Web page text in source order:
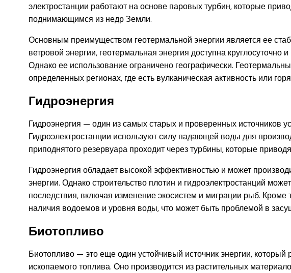
электростанции работают на основе паровых турбин, которые
поднимающимся из недр Земли.
Основным преимуществом геотермальной энергии является ее
ветровой энергии, геотермальная энергия доступна круглосуточно
Однако ее использование ограничено географически.
определенных регионах, где есть вулканическая активность или
Гидроэнергия
Гидроэнергия — один из самых старых и проверенных источников
Гидроэлектростанции используют силу падающей воды для
приподнятого резервуара проходит через турбины, которые
Гидроэнергия обладает высокой эффективностью и может
энергии. Однако строительство плотин и гидроэлектростанций
последствия, включая изменение экосистем и миграции рыб. Кроме
наличия водоемов и уровня воды, что может быть проблемой в
Биотопливо
Биотопливо — это еще один устойчивый источник энергии, который
ископаемого топлива. Оно производится из растительных